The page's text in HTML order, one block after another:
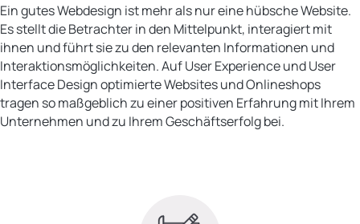
Ein gutes Webdesign ist mehr als nur eine hübsche Website.
Es stellt die Betrachter in den Mittelpunkt, interagiert mit
ihnen und führt sie zu den relevanten Informationen und
Interaktionsmöglichkeiten. Auf User Experience und User
Interface Design optimierte Websites und Onlineshops
tragen so maßgeblich zu einer positiven Erfahrung mit Ihrem
Unternehmen und zu Ihrem Geschäftserfolg bei.